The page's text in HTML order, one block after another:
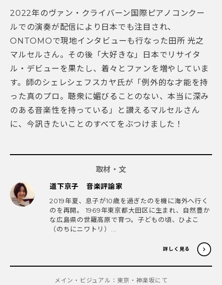
2022年のヴァン・クライバーン国際ピアノコンクー
ルでの演奏が配信により日本でも注目され、
ONTOMOで現地インタビューも行なった田所 光之
マルセルさん。その後「大好きな」日本でリサイタ
ル・デビューを果たし、着々とファンを増やしていま
す。師のシェレシェフスカヤ氏が「例外的な才能を持
った真のプロ。聴衆に媚びることのない、本当に深み
のある音楽性を持っている」と讃えるマルセルさん
に、今訊きたいことのすべてをぶつけました！
取材・文
道下京子 音楽評論家
2019年夏、息子が10歳を過ぎたのを機に海外へ行く
のを再開。 1969年東京都大田区に生まれ、自然豊か
な広島県の世羅高原で育つ。子どもの頃、ひよこ
（のちにニワトリ）...
詳しく見る
メイン・ビジュアル：東京・神楽坂にて